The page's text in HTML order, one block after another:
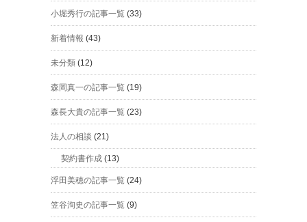
小堀秀行の記事一覧 (33)
新着情報 (43)
未分類 (12)
森岡真一の記事一覧 (19)
森長大貴の記事一覧 (23)
法人の相談 (21)
契約書作成 (13)
浮田美穂の記事一覧 (24)
笠谷洵史の記事一覧 (9)